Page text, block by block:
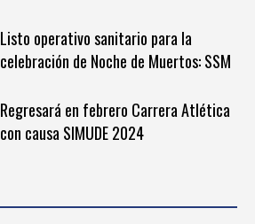
Listo operativo sanitario para la
celebración de Noche de Muertos: SSM
Regresará en febrero Carrera Atlética
con causa SIMUDE 2024